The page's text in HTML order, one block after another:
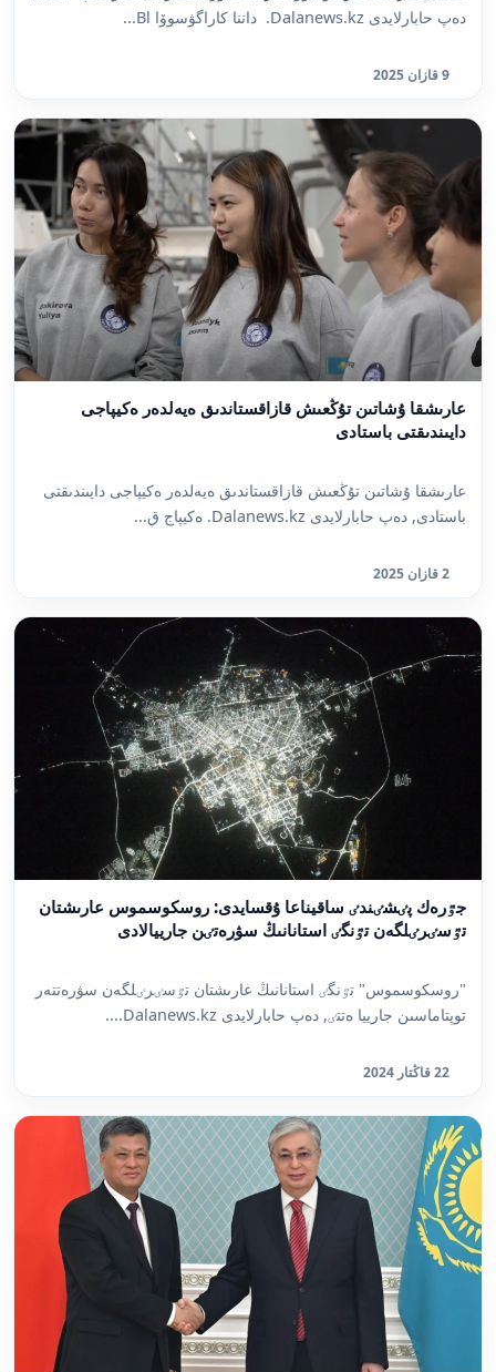
دەپ حابارلايدى Dalanews.kz. داننا كاراگۋسوۆا Bl...
9 قازان 2025
عارىشقا ۇشاتىن تۇڭعىش قازاقستاندىق ەيەلدەر ەكيپاجى
دايىندىقتى باستادى
عارىشقا ۇشاتىن تۇڭعىش قازاقستاندىق ەيەلدەر ەكيپاجى دايىندىقتى
باستادى, دەپ حابارلايدى Dalanews.kz. ەكيپاج ق...
2 قازان 2025
جٷرەك پٸشٸندٸ ساقيناعا ۇقسايدى: روسكوسموس عارىشتان
تٷسٸرٸلگەن تٷنگٸ استانانىڭ سۋرەتٸن جارييالادى
"روسكوسموس" تٷنگٸ استانانىڭ عارىشتان تٷسٸرٸلگەن سۋرەتتەر
توپتاماسىن جارييا ەتتٸ, دەپ حابارلايدى Dalanews.kz....
22 قاڭتار 2024